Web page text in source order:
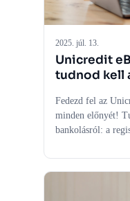
2025. júl. 13.
Unicredit
tudnod kell
Fedezd fel az
minden előnyét!
bankolásról: a
bankkártya
hatékony